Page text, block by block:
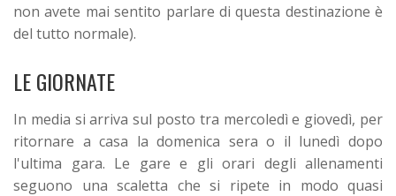
non avete mai sentito parlare di questa destinazione è
del tutto normale).
LE GIORNATE
In media si arriva sul posto tra mercoledì e giovedì, per
ritornare a casa la domenica sera o il lunedì dopo
l'ultima gara. Le gare e gli orari degli allenamenti
seguono una scaletta che si ripete in modo quasi